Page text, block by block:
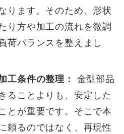
ります。そのため、形状
り方や加工の流れを微調
荷バランスを整えまし
工条件の整理：
金型部品
ることよりも、安定した
とが重要です。そこで本
頼るのではなく、再現性